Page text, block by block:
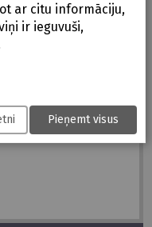
ar citu informāciju,
ir ieguvuši,
Pieņemt visus